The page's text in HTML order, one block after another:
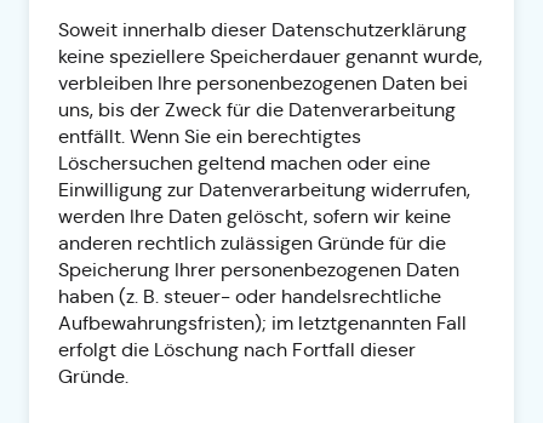
Soweit innerhalb dieser Datenschutzerklärung
keine speziellere Speicherdauer genannt wurde,
verbleiben Ihre personenbezogenen Daten bei
uns, bis der Zweck für die Datenverarbeitung
entfällt. Wenn Sie ein berechtigtes
Löschersuchen geltend machen oder eine
Einwilligung zur Datenverarbeitung widerrufen,
werden Ihre Daten gelöscht, sofern wir keine
anderen rechtlich zulässigen Gründe für die
Speicherung Ihrer personenbezogenen Daten
haben (z. B. steuer- oder handelsrechtliche
Aufbewahrungsfristen); im letztgenannten Fall
erfolgt die Löschung nach Fortfall dieser
Gründe.